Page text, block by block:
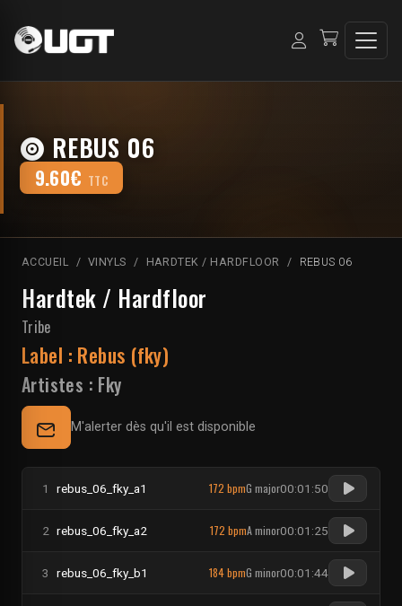
REBUS 06
9.60€ TTC
ACCUEIL VINYLS HARDTEK / HARDFLOOR REBUS 06
Hardtek / Hardfloor
Tribe
Label : Rebus (fky)
Artistes : Fky
M'alerter dès qu'il est disponible
1 rebus_06_fky_a1 172 bpmG major00:01:50
2 rebus_06_fky_a2 172 bpmA minor00:01:25
3 rebus_06_fky_b1 184 bpmG minor00:01:44